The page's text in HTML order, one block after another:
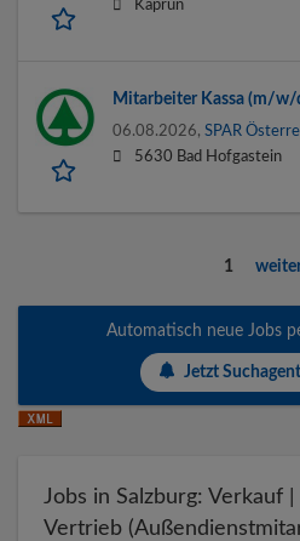
Kaprun
Mitarbeiter Kassa (m/
06.08.2026, SPAR
5630 Bad Hofgastein
1
Automatisch neue Jobs
Jetzt
Jobs in Salzburg: Verkauf
Vertrieb